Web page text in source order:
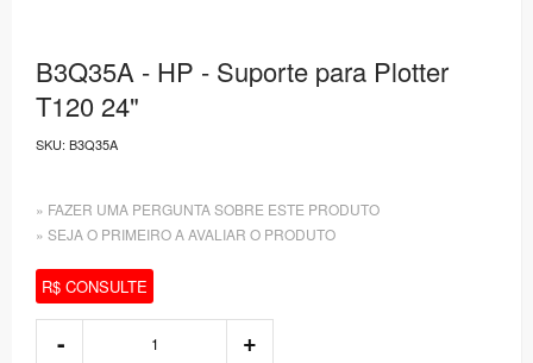
B3Q35A - HP - Suporte para Plotter
T120 24"
SKU: B3Q35A
» FAZER UMA PERGUNTA SOBRE ESTE PRODUTO
» SEJA O PRIMEIRO A AVALIAR O PRODUTO
R$ CONSULTE